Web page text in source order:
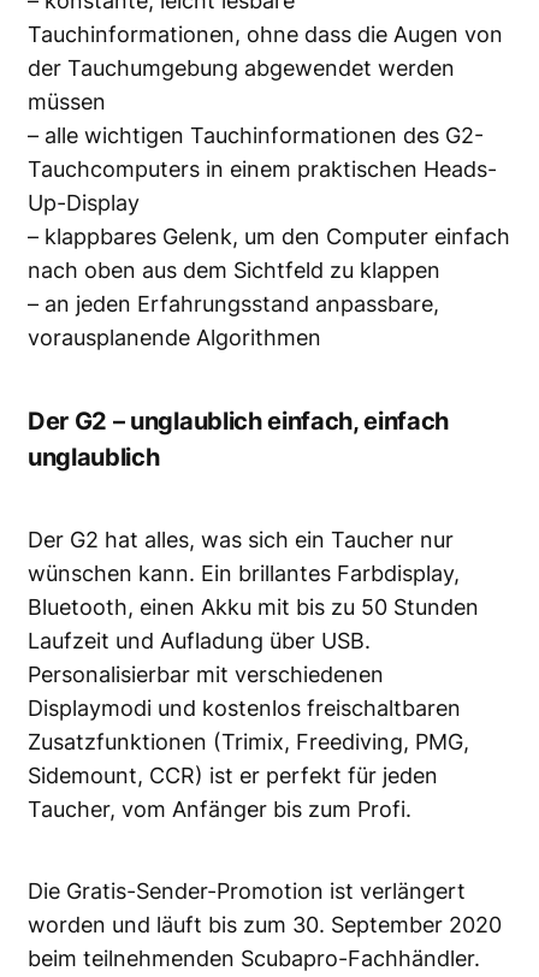
Tauchinformationen, ohne dass die Augen von
der Tauchumgebung abgewendet werden
müssen
– alle wichtigen Tauchinformationen des G2-
Tauchcomputers in einem praktischen Heads-
Up-Display
– klappbares Gelenk, um den Computer einfach
nach oben aus dem Sichtfeld zu klappen
– an jeden Erfahrungsstand anpassbare,
vorausplanende Algorithmen
Der G2 – unglaublich einfach, einfach
unglaublich
Der G2 hat alles, was sich ein Taucher nur
wünschen kann. Ein brillantes Farbdisplay,
Bluetooth, einen Akku mit bis zu 50 Stunden
Laufzeit und Aufladung über USB.
Personalisierbar mit verschiedenen
Displaymodi und kostenlos freischaltbaren
Zusatzfunktionen (Trimix, Freediving, PMG,
Sidemount, CCR) ist er perfekt für jeden
Taucher, vom Anfänger bis zum Profi.
Die Gratis-Sender-Promotion ist verlängert
worden und läuft bis zum 30. September 2020
beim teilnehmenden Scubapro-Fachhändler.